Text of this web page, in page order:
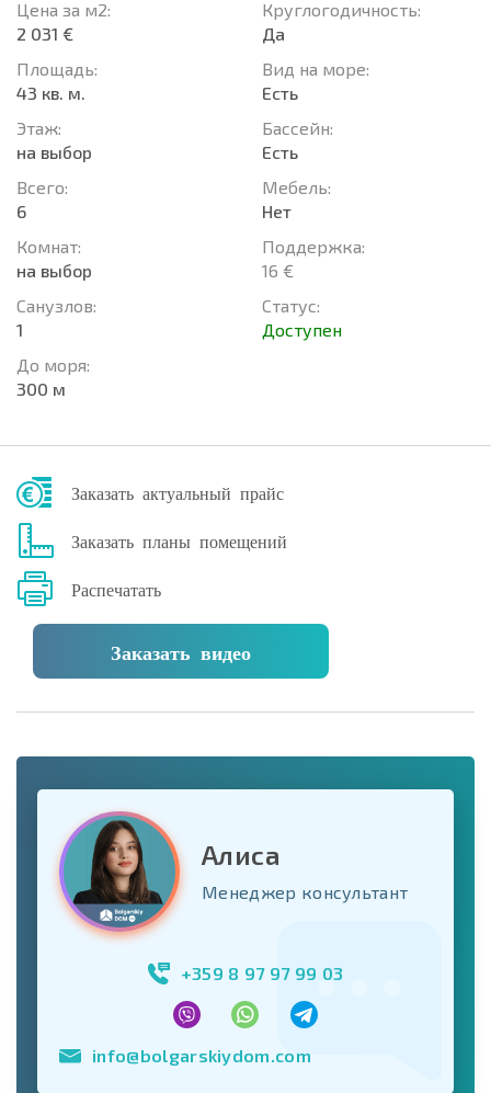
Цена за м2:
2 031 €
Площадь:
43 кв. м.
Этаж:
на выбор
Всего:
6
Комнат:
на выбор
Санузлов:
1
До моря:
300 м
Круглогодичность:
Да
Вид на море:
Есть
Басcейн:
Есть
Мебель:
Нет
Поддержка:
16 €
Статус:
Доступен
Заказать актуальный прайс
Заказать планы помещений
Распечатать
Заказать видео
Алиса
Менеджер консультант
+359 8 97 97 99 03
info@bolgarskiydom.com